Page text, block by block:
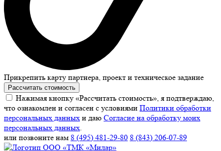
Прикрепить карту партнера, проект и техническое задание
Рассчитать стоимость
Нажимая кнопку «Рассчитать стоимость», я подтверждаю,
что ознакомлен и согласен с условиями Политики обработки
персональных данных и даю Согласие на обработку моих
персональных данных.
или позвоните нам 8 (495) 481-29-80 8 (843) 206-07-89